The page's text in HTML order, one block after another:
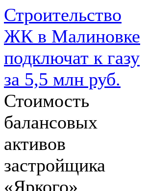
Строительство
ЖК в Малиновке
подключат к газу
за 5,5 млн руб.
Стоимость
балансовых
активов
застройщика
«Яркого»